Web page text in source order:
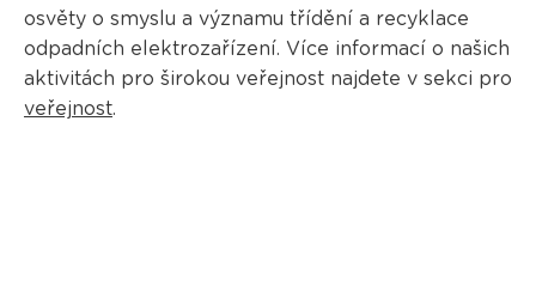
osvěty o smyslu a významu třídění a recyklace
odpadních elektrozařízení. Více informací o našich
aktivitách pro širokou veřejnost najdete v sekci pro
veřejnost.